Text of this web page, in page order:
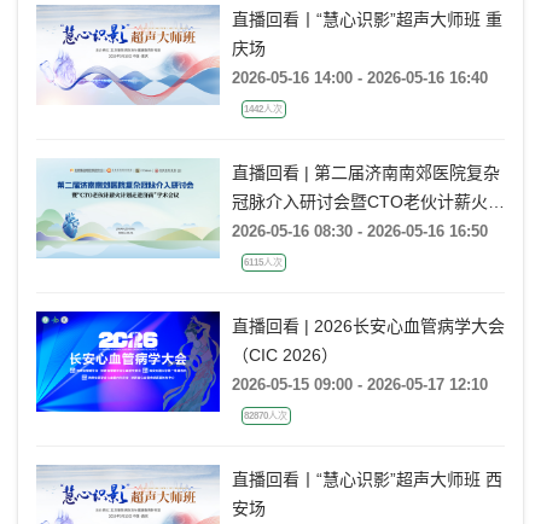
直播回看丨“慧心识影”超声大师班 重
庆场
2026-05-16 14:00 - 2026-05-16 16:40
1442人次
直播回看 | 第二届济南南郊医院复杂
冠脉介入研讨会暨CTO老伙计薪火计
划走进济南
2026-05-16 08:30 - 2026-05-16 16:50
6115人次
直播回看 | 2026长安心血管病学大会
（CIC 2026）
2026-05-15 09:00 - 2026-05-17 12:10
82870人次
直播回看丨“慧心识影”超声大师班 西
安场